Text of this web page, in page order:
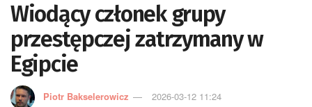
Wiodący członek grupy
przestępczej zatrzymany w
Egipcie
Piotr Bakselerowicz 2026-03-12 11:24